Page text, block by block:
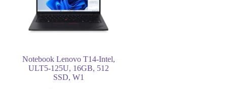
Notebook Lenovo T14-Intel,
ULT5-125U, 16GB, 512
SSD, W1